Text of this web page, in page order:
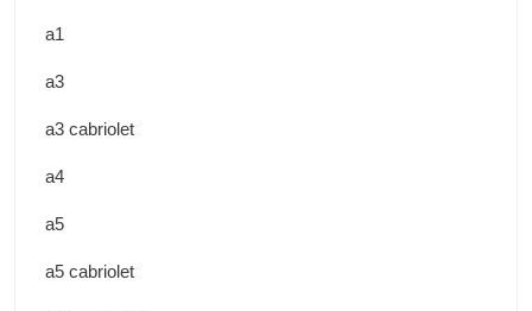
a1
a3
a3 cabriolet
a4
a5
a5 cabriolet